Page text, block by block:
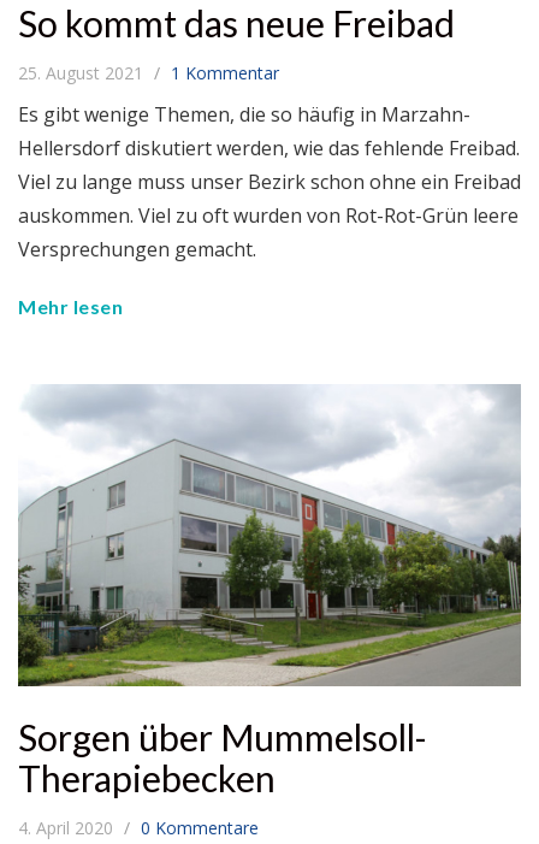
So kommt das neue Freibad
25. August 2021 1 Kommentar
Es gibt wenige Themen, die so häufig in Marzahn-
Hellersdorf diskutiert werden, wie das fehlende Freibad.
Viel zu lange muss unser Bezirk schon ohne ein Freibad
auskommen. Viel zu oft wurden von Rot-Rot-Grün leere
Versprechungen gemacht.
Mehr lesen
Sorgen über Mummelsoll-
Therapiebecken
4. April 2020 0 Kommentare